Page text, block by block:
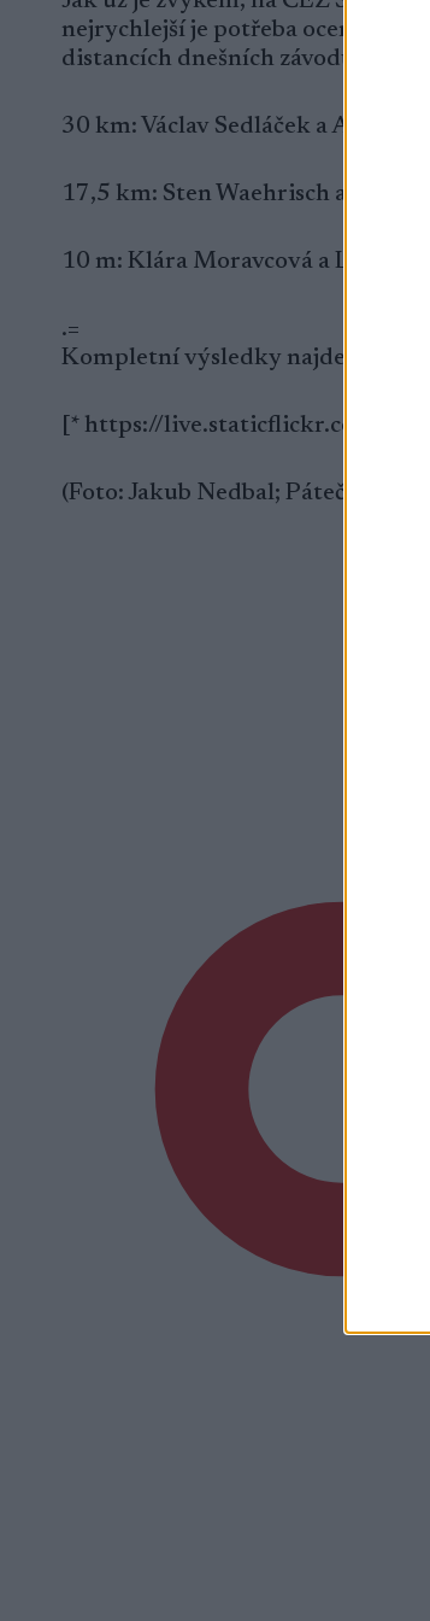
nejrychlejší je potřeba ocenit a
distancích dnešních závodů
30 km: Václav Sedláček a Anna
17,5 km: Sten Waehrisch a
10 m: Klára Moravcová a Lukáš
.=
Kompletní výsledky najdete
[* https://live.staticflickr.com/
(Foto: Jakub Nedbal; Páteční